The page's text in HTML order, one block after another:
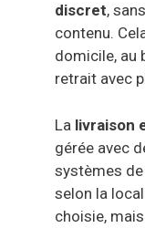
discret,
contenu.
domicile, au
retrait avec
La livraison
gérée avec
systèmes
selon la
choisie,